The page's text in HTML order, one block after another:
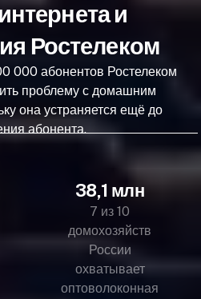
и
Ростелеком
000 абонентов Ростелеком
проблему с домашним
она устраняется ещё до
абонента.
38,1 млн
7 из 10
домохозяйств
России
охватывает
оптоволоконная